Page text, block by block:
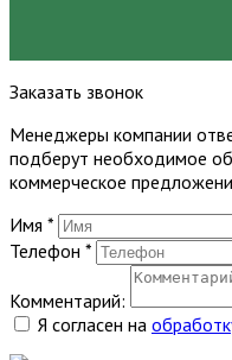
Заказать звонок
Менеджеры компании
подберут необходимое
коммерческое
Имя *
Телефон *
Комментарий:
Я согласен на